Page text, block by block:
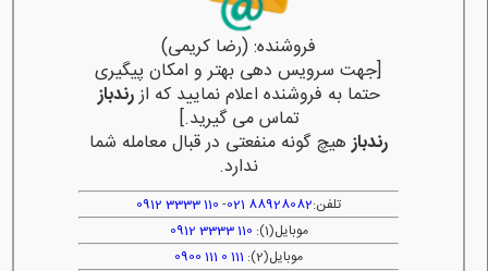
فروشنده: (رضا کریمی)
[جهت سرویس دهی بهتر و امکان پیگیری
حتما به فروشنده اعلام نمایید که ازرندباز
تماس می گیرید.]
رندبازهیچ گونه منفعتی در قبال معامله شما
ندارد.
تلفن:88928082 021
-
110 3333 0912
موبایل(1):
110 3333 0912
موبایل(2):
111 0 111 0900